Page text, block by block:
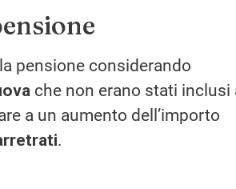
pensione considerando
che non erano stati inclusi
a un aumento dell’importo
.